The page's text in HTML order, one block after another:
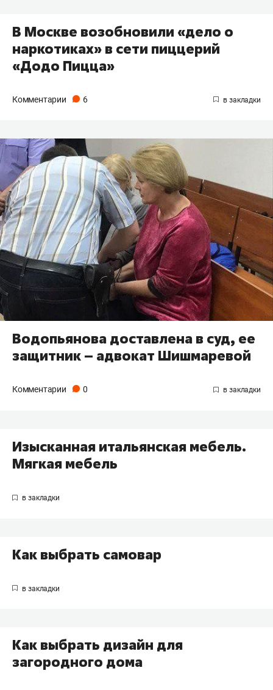
В Москве возобновили «дело о
наркотиках» в сети пиццерий
«Додо Пицца»
Комментарии 6
Водопьянова доставлена в суд, ее
защитник – адвокат Шишмаревой
Комментарии 0
Изысканная итальянская мебель.
Мягкая мебель
Как выбрать самовар
Как выбрать дизайн для
загородного дома